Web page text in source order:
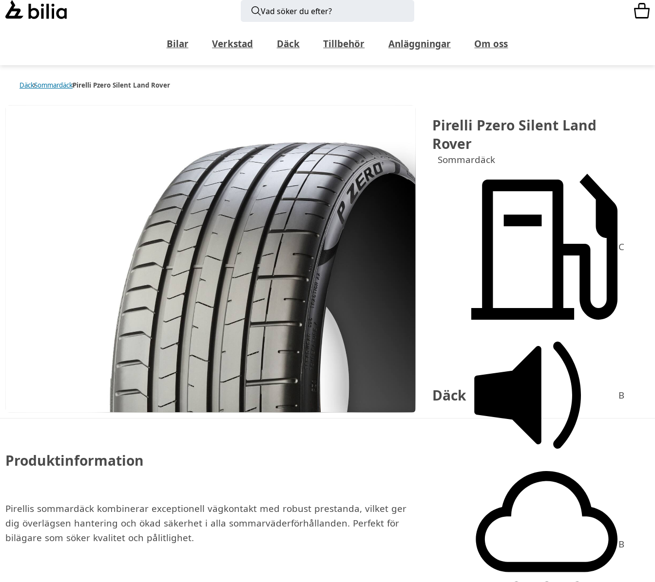
Vad söker du efter?
Bilar Verkstad Däck Tillbehör Anläggningar Om oss
DäckSommardäckPirelli Pzero Silent Land Rover
Pirelli Pzero Silent Land
Rover
Sommardäck
Däck
C
B
B
Produktinformation
Pirellis sommardäck kombinerar exceptionell vägkontakt med robust prestanda, vilket ger
dig överlägsen hantering och ökad säkerhet i alla sommarväderförhållanden. Perfekt för
bilägare som söker kvalitet och pålitlighet.